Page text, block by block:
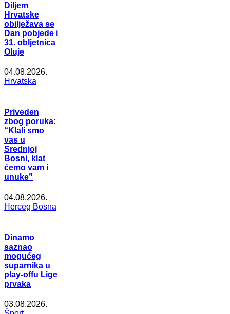
Diljem
Hrvatske
obilježava se
Dan pobjede i
31. obljetnica
Oluje
04.08.2026.
Hrvatska
Priveden
zbog poruka:
“Klali smo
vas u
Srednjoj
Bosni, klat
ćemo vam i
unuke”
04.08.2026.
Herceg Bosna
Dinamo
saznao
mogućeg
suparnika u
play-offu Lige
prvaka
03.08.2026.